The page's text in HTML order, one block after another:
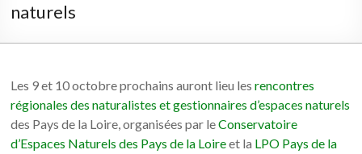
naturels
Les 9 et 10 octobre prochains auront lieu lesrencontres
régionales des naturalistes et gestionnaires d’espaces naturels
des Pays de la Loire, organisées par leConservatoire
d’Espaces Naturels des Pays de la Loireet la LPO Pays de la